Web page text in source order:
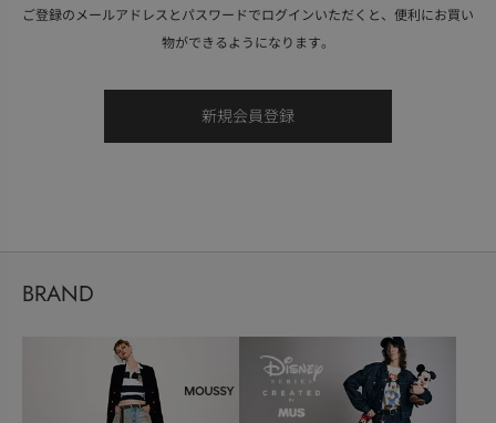
ご登録のメールアドレスとパスワードでログインいただくと、便利にお買い
物ができるようになります。
BRAND